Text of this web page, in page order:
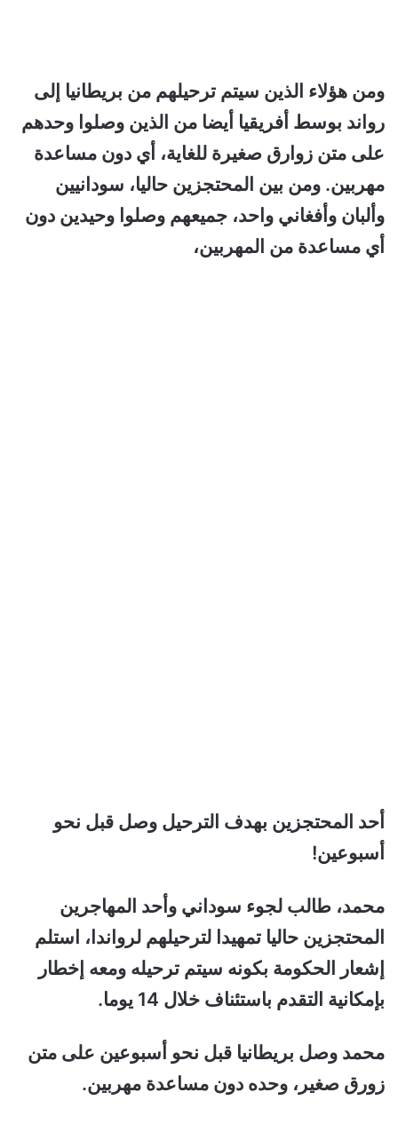
ومن هؤلاء الذين سيتم ترحيلهم من بريطانيا إلى
رواند بوسط أفريقيا أيضا من الذين وصلوا وحدهم
على متن زوارق صغيرة للغاية، أي دون مساعدة
مهربين. ومن بين المحتجزين حاليا، سودانيين
وألبان وأفغاني واحد، جميعهم وصلوا وحيدين دون
أي مساعدة من المهربين،
أحد المحتجزين بهدف الترحيل وصل قبل نحو
أسبوعين!
محمد، طالب لجوء سوداني وأحد المهاجرين
المحتجزين حاليا تمهيدا لترحيلهم لرواندا، استلم
إشعار الحكومة بكونه سيتم ترحيله ومعه إخطار
بإمكانية التقدم باستئناف خلال 14 يوما.
محمد وصل بريطانيا قبل نحو أسبوعين على متن
زورق صغير، وحده دون مساعدة مهربين.